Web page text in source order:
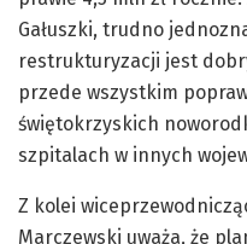
Gałuszki, trudno
restrukturyzacji jest
przede wszystkim
świętokrzyskich
szpitalach w innych
Z kolei
Marczewski uważa, że